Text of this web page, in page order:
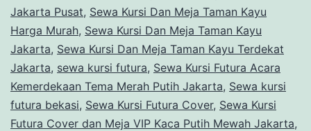
Jakarta Pusat, Sewa Kursi Dan Meja Taman Kayu
Harga Murah, Sewa Kursi Dan Meja Taman Kayu
Jakarta, Sewa Kursi Dan Meja Taman Kayu Terdekat
Jakarta, sewa kursi futura, Sewa Kursi Futura Acara
Kemerdekaan Tema Merah Putih Jakarta, Sewa kursi
futura bekasi, Sewa Kursi Futura Cover, Sewa Kursi
Futura Cover dan Meja VIP Kaca Putih Mewah Jakarta,